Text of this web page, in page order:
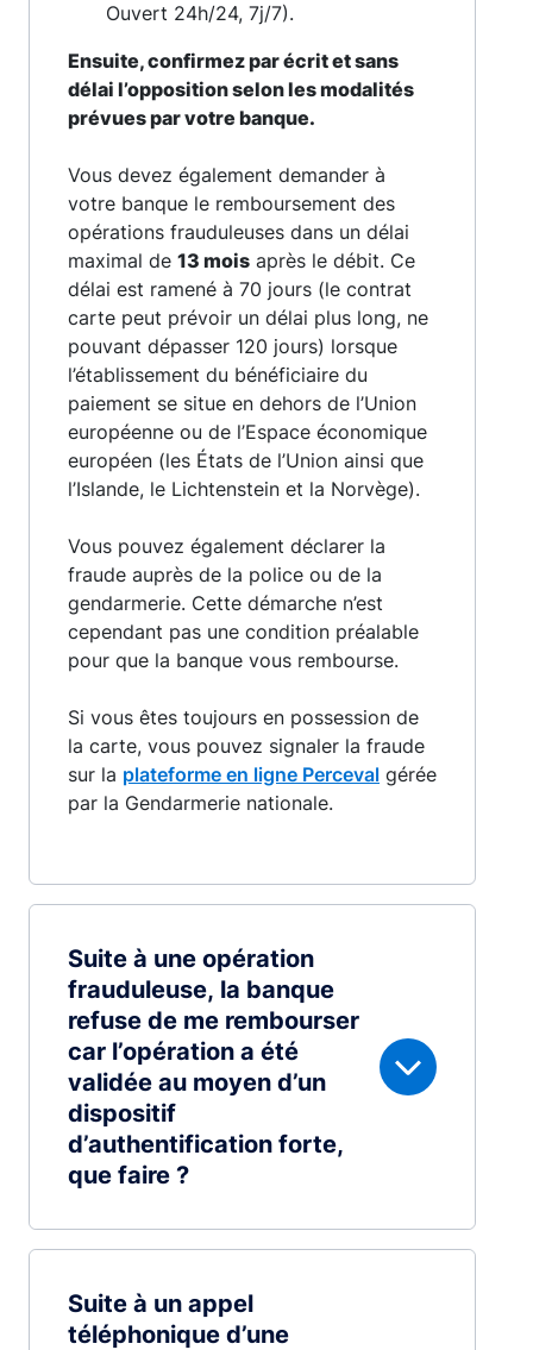
Ouvert 24h/24, 7j/7).
Ensuite, confirmez par écrit et sans
délai l’opposition selon les modalités
prévues par votre banque.
Vous devez également demander à
votre banque le remboursement des
opérations frauduleuses dans un délai
maximal de 13 mois après le débit. Ce
délai est ramené à 70 jours (le contrat
carte peut prévoir un délai plus long, ne
pouvant dépasser 120 jours) lorsque
l’établissement du bénéficiaire du
paiement se situe en dehors de l’Union
européenne ou de l’Espace économique
européen (les États de l’Union ainsi que
l’Islande, le Lichtenstein et la Norvège).
Vous pouvez également déclarer la
fraude auprès de la police ou de la
gendarmerie. Cette démarche n’est
cependant pas une condition préalable
pour que la banque vous rembourse.
Si vous êtes toujours en possession de
la carte, vous pouvez signaler la fraude
sur la plateforme en ligne Perceval gérée
par la Gendarmerie nationale.
Suite à une opération
frauduleuse, la banque
refuse de me rembourser
car l’opération a été
validée au moyen d’un
dispositif
d’authentification forte,
que faire ?
Suite à un appel
téléphonique d’une